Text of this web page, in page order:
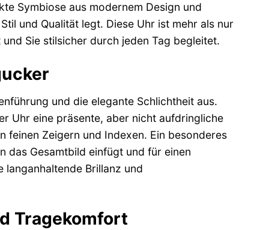
Symbiose aus modernem Design und
und Qualität legt. Diese Uhr ist mehr als nur
Sie stilsicher durch jeden Tag begleitet.
und die elegante Schlichtheit aus.
Uhr eine präsente, aber nicht aufdringliche
Zeigern und Indexen. Ein besonderes
das Gesamtbild einfügt und für einen
Brillanz und
Tragekomfort